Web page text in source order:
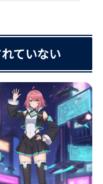
ていない